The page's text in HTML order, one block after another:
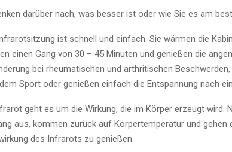
darüber nach, was besser ist oder wie Sie es am
ist schnell und einfach. Sie wärmen die
einen Gang von 30 – 45 Minuten und genießen die
bei rheumatischen und arthritischen
Sport oder genießen einfach die Entspannung nach
geht es um die Wirkung, die im Körper erzeugt wird.
aus, kommen zurück auf Körpertemperatur und gehen
des Infrarots zu genießen.